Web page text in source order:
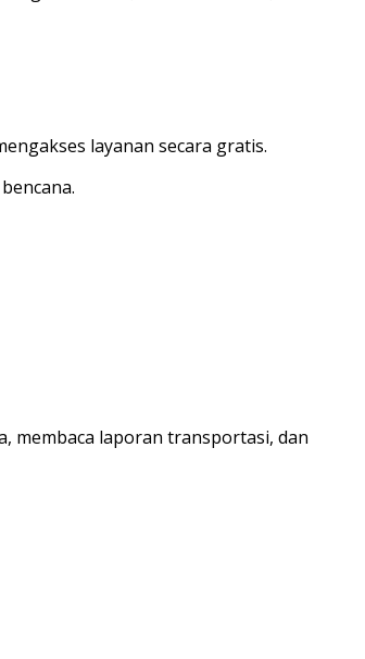
layanan secara gratis.
membaca laporan transportasi, dan